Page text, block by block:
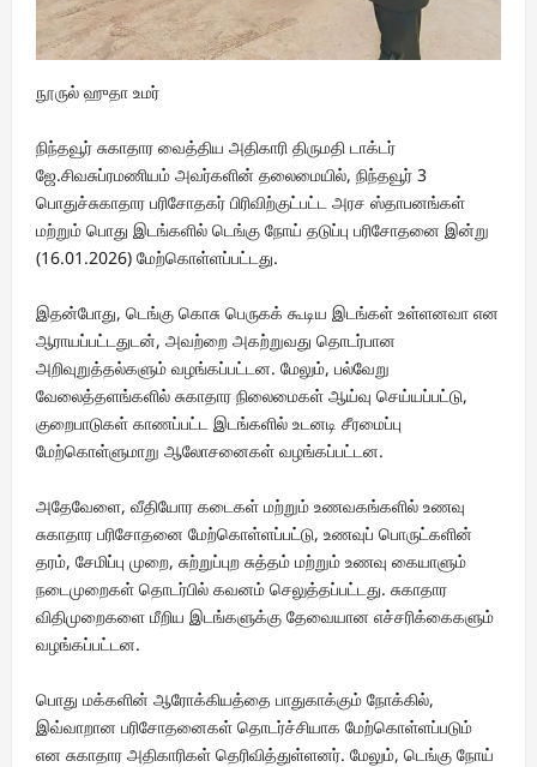
நூருல் ஹுதா உமர்
நிந்தவூர் சுகாதார வைத்திய அதிகாரி திருமதி டாக்டர்
ஜே.சிவசுப்ரமணியம் அவர்களின் தலைமையில், நிந்தவூர் 3
பொதுச்சுகாதார பரிசோதகர் பிரிவிற்குட்பட்ட அரச ஸ்தாபனங்கள்
மற்றும் பொது இடங்களில் டெங்கு நோய் தடுப்பு பரிசோதனை இன்று
(16.01.2026) மேற்கொள்ளப்பட்டது.
இதன்போது, டெங்கு கொசு பெருகக் கூடிய இடங்கள் உள்ளனவா என
ஆராயப்பட்டதுடன், அவற்றை அகற்றுவது தொடர்பான
அறிவுறுத்தல்களும் வழங்கப்பட்டன. மேலும், பல்வேறு
வேலைத்தளங்களில் சுகாதார நிலைமைகள் ஆய்வு செய்யப்பட்டு,
குறைபாடுகள் காணப்பட்ட இடங்களில் உடனடி சீரமைப்பு
மேற்கொள்ளுமாறு ஆலோசனைகள் வழங்கப்பட்டன.
அதேவேளை, வீதியோர கடைகள் மற்றும் உணவகங்களில் உணவு
சுகாதார பரிசோதனை மேற்கொள்ளப்பட்டு, உணவுப் பொருட்களின்
தரம், சேமிப்பு முறை, சுற்றுப்புற சுத்தம் மற்றும் உணவு கையாளும்
நடைமுறைகள் தொடர்பில் கவனம் செலுத்தப்பட்டது. சுகாதார
விதிமுறைகளை மீறிய இடங்களுக்கு தேவையான எச்சரிக்கைகளும்
வழங்கப்பட்டன.
பொது மக்களின் ஆரோக்கியத்தை பாதுகாக்கும் நோக்கில்,
இவ்வாறான பரிசோதனைகள் தொடர்ச்சியாக மேற்கொள்ளப்படும்
என சுகாதார அதிகாரிகள் தெரிவித்துள்ளனர். மேலும், டெங்கு நோய்